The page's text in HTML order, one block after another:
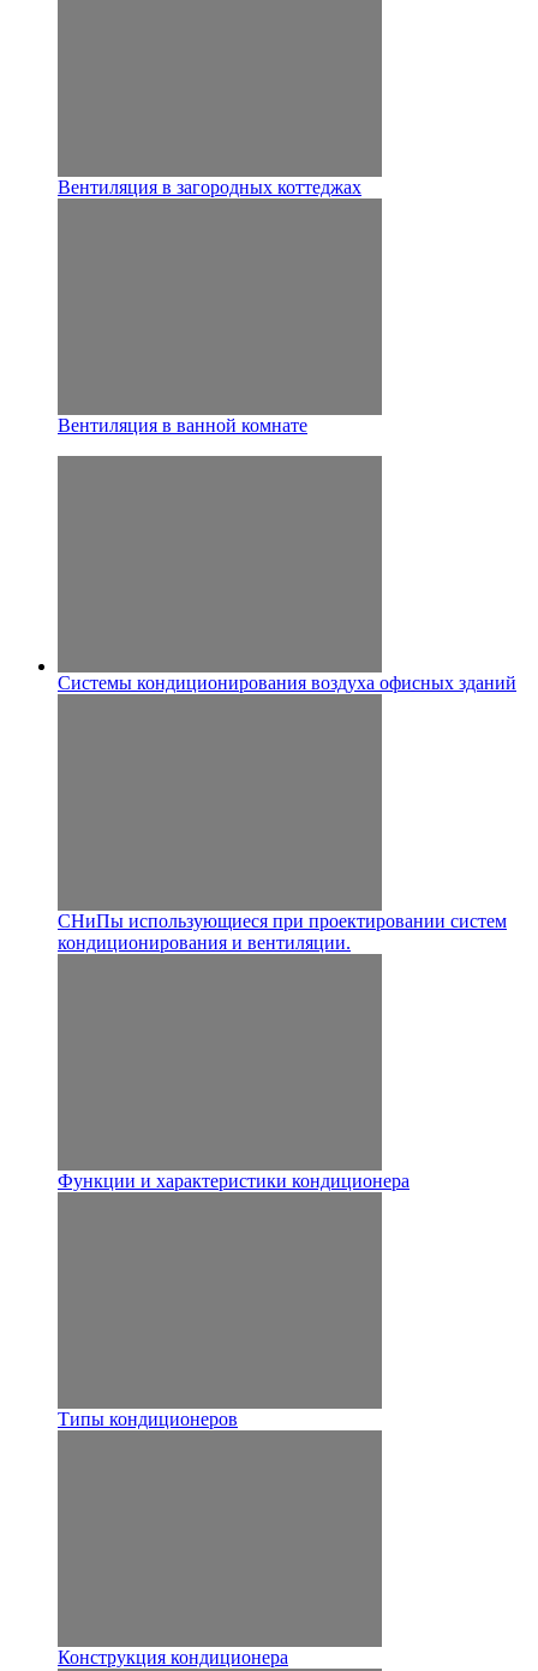
Вентиляция в загородных коттеджах
Вентиляция в ванной комнате
Системы кондиционирования воздуха офисных зданий
СНиПы использующиеся при проектировании систем
кондиционирования и вентиляции.
Функции и характеристики кондиционера
Типы кондиционеров
Конструкция кондиционера